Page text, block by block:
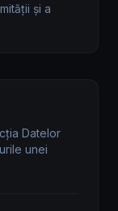
și a
Datelor
unei